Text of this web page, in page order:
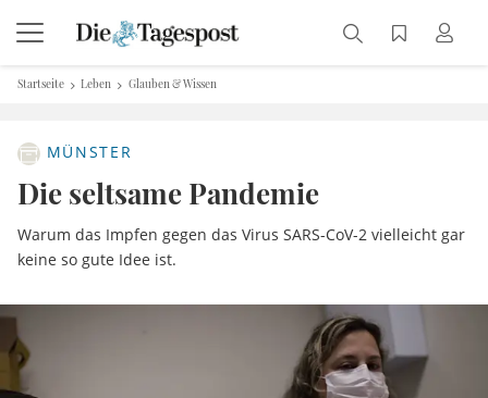
Startseite Leben Glauben & Wissen
MÜNSTER
Die seltsame Pandemie
Warum das Impfen gegen das Virus SARS-CoV-2 vielleicht gar
keine so gute Idee ist.